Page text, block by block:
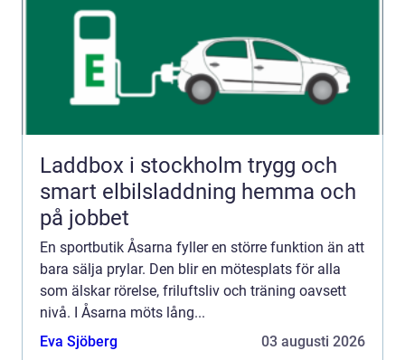
Laddbox i stockholm trygg och
smart elbilsladdning hemma och
på jobbet
En sportbutik Åsarna fyller en större funktion än att
bara sälja prylar. Den blir en mötesplats för alla
som älskar rörelse, friluftsliv och träning oavsett
nivå. I Åsarna möts lång...
Eva Sjöberg
03 augusti 2026